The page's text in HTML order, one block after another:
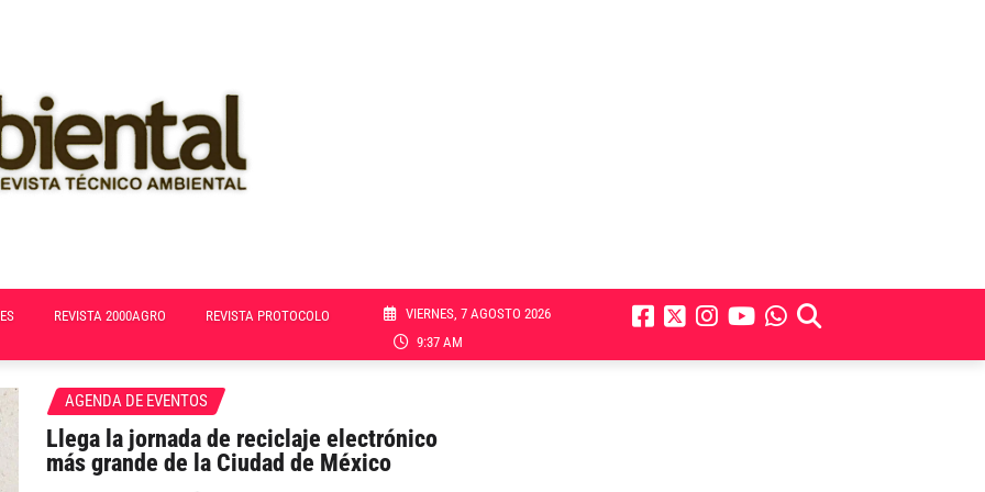
REVISTA 2000AGRO REVISTA PROTOCOLO
VIERNES, 7 AGOSTO 2026
9:37 AM
AGENDA DE EVENTOS
Llega la jornada de reciclaje electrónico
más grande de la Ciudad de México